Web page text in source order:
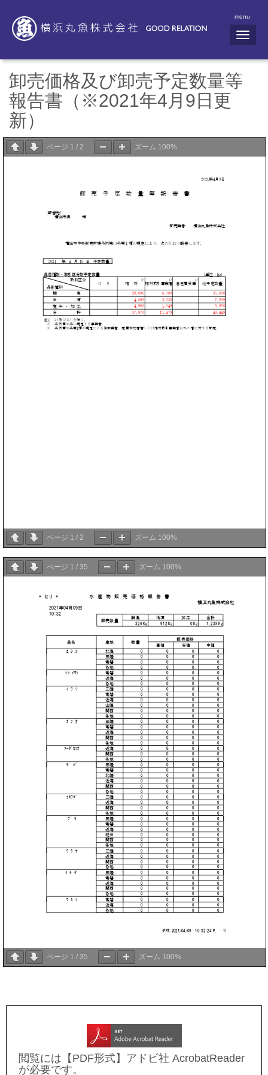
menu
N
a
i
卸売価格及び卸売予定数量等
報告書（※2021年4月9日更
新）
ページ 1 / 2 ズーム 100%
ページ 1 / 2 ズーム 100%
ページ 1 / 35 ズーム 100%
ページ 1 / 35 ズーム 100%
閲覧には【PDF形式】アドビ社 AcrobatReader
が必要です。